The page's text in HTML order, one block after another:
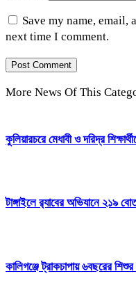
Save my name, email,
next time I comment.
More News Of This
কুলিয়ারচরে মেধাবী ও দরিদ্র
টাঙ্গাইলে র‍্যাবের অভিযানে ২১৯
কালিগঞ্জে ট্রাকচাপায় ৬বছরের